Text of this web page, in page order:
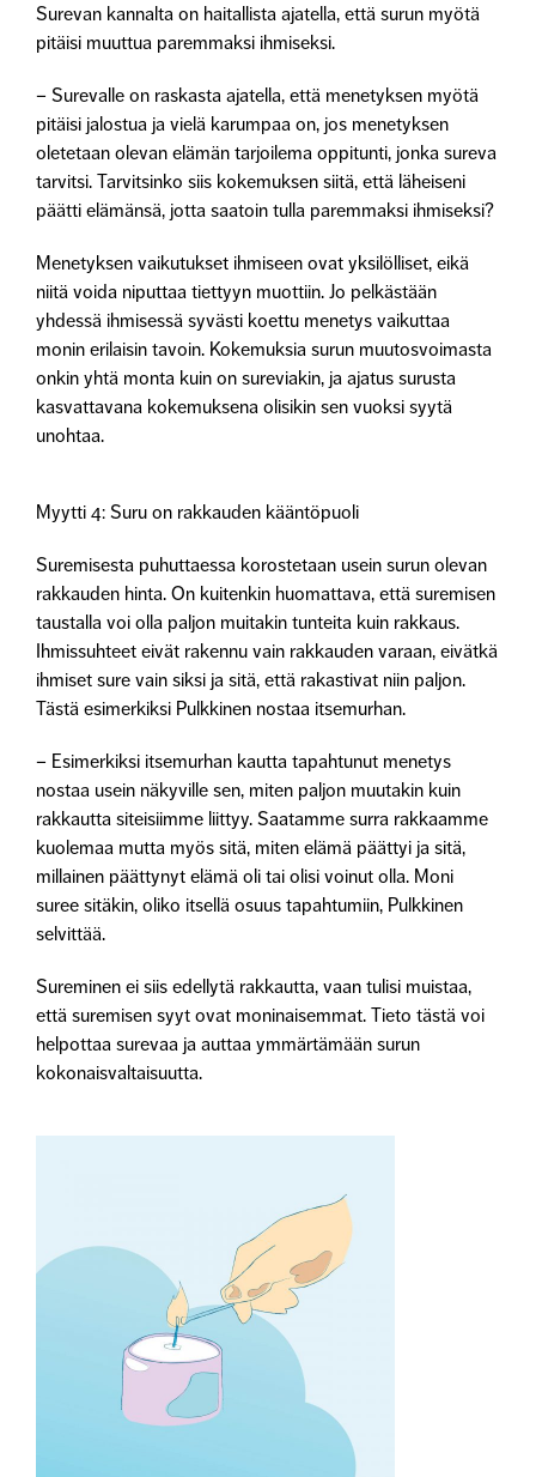
Surevan kannalta on haitallista ajatella, että surun myötä
pitäisi muuttua paremmaksi ihmiseksi.
– Surevalle on raskasta ajatella, että menetyksen myötä
pitäisi jalostua ja vielä karumpaa on, jos menetyksen
oletetaan olevan elämän tarjoilema oppitunti, jonka sureva
tarvitsi. Tarvitsinko siis kokemuksen siitä, että läheiseni
päätti elämänsä, jotta saatoin tulla paremmaksi ihmiseksi?
Menetyksen vaikutukset ihmiseen ovat yksilölliset, eikä
niitä voida niputtaa tiettyyn muottiin. Jo pelkästään
yhdessä ihmisessä syvästi koettu menetys vaikuttaa
monin erilaisin tavoin. Kokemuksia surun muutosvoimasta
onkin yhtä monta kuin on sureviakin, ja ajatus surusta
kasvattavana kokemuksena olisikin sen vuoksi syytä
unohtaa.
Myytti 4: Suru on rakkauden kääntöpuoli
Suremisesta puhuttaessa korostetaan usein surun olevan
rakkauden hinta. On kuitenkin huomattava, että suremisen
taustalla voi olla paljon muitakin tunteita kuin rakkaus.
Ihmissuhteet eivät rakennu vain rakkauden varaan, eivätkä
ihmiset sure vain siksi ja sitä, että rakastivat niin paljon.
Tästä esimerkiksi Pulkkinen nostaa itsemurhan.
– Esimerkiksi itsemurhan kautta tapahtunut menetys
nostaa usein näkyville sen, miten paljon muutakin kuin
rakkautta siteisiimme liittyy. Saatamme surra rakkaamme
kuolemaa mutta myös sitä, miten elämä päättyi ja sitä,
millainen päättynyt elämä oli tai olisi voinut olla. Moni
suree sitäkin, oliko itsellä osuus tapahtumiin, Pulkkinen
selvittää.
Sureminen ei siis edellytä rakkautta, vaan tulisi muistaa,
että suremisen syyt ovat moninaisemmat. Tieto tästä voi
helpottaa surevaa ja auttaa ymmärtämään surun
kokonaisvaltaisuutta.